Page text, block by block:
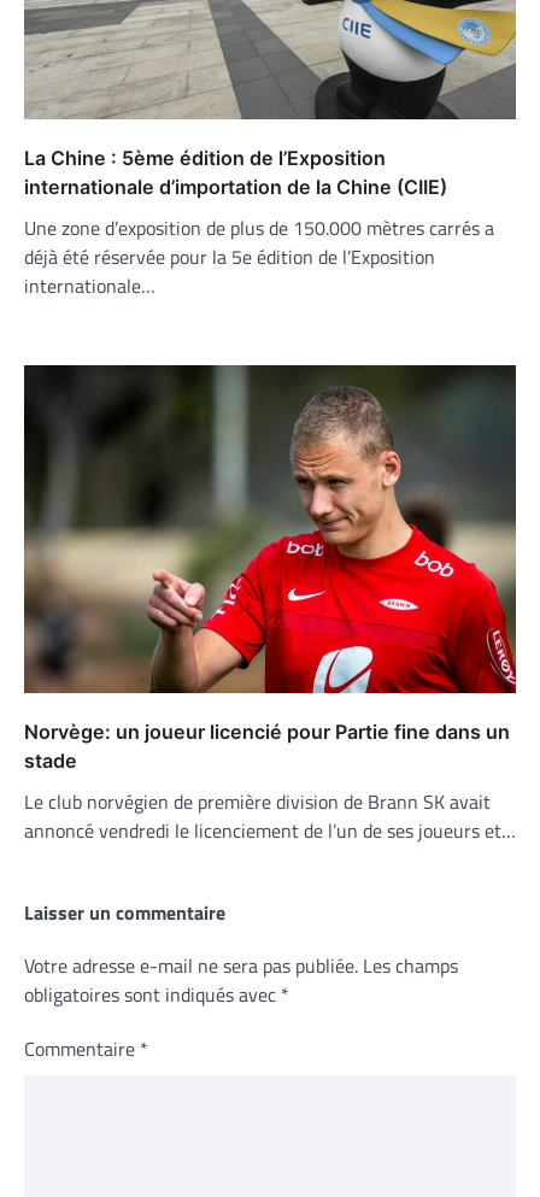
La Chine : 5ème édition de l’Exposition
internationale d’importation de la Chine (CIIE)
Une zone d’exposition de plus de 150.000 mètres carrés a
déjà été réservée pour la 5e édition de l’Exposition
internationale…
Norvège: un joueur licencié pour Partie fine dans un
stade
Le club norvégien de première division de Brann SK avait
annoncé vendredi le licenciement de l’un de ses joueurs et…
Laisser un commentaire
Votre adresse e-mail ne sera pas publiée. Les champs
obligatoires sont indiqués avec *
Commentaire *